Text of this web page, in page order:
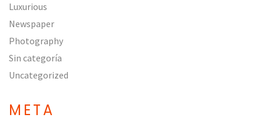
Luxurious
Newspaper
Photography
Sin categoría
Uncategorized
META